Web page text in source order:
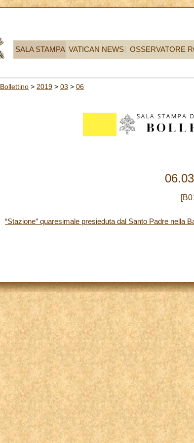
SALA STAMPA VATICAN NEWS OSSERVATORE
Bollettino > 2019 > 03 > 06
“Stazione” quaresimale presieduta dal Santo Padre nella